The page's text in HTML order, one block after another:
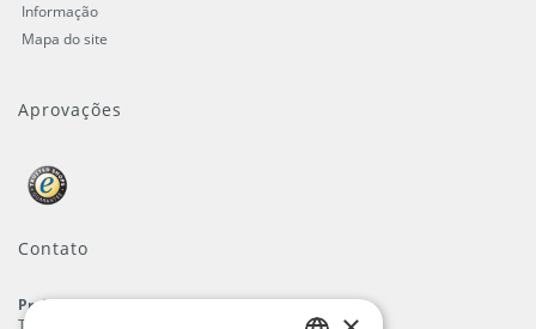
Informação
Mapa do site
Aprovações
Contato
ProFlags B.V.
Tilbury 8